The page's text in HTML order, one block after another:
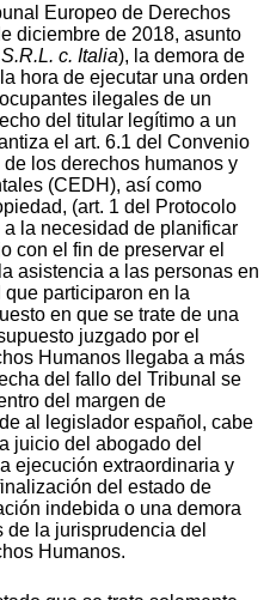
Europeo de Derechos
diciembre de 2018, asunto
c. Italia), la demora de
hora de ejecutar una orden
ilegales de un
del titular legítimo a un
el art. 6.1 del Convenio
los derechos humanos y
(CEDH), así como
(art. 1 del Protocolo
la necesidad de planificar
con el fin de preservar el
asistencia a las personas en
participaron en la
en que se trate de una
juzgado por el
Humanos llegaba a más
del fallo del Tribunal se
del margen de
al legislador español, cabe
juicio del abogado del
ejecución extraordinaria y
del estado de
indebida o una demora
la jurisprudencia del
Humanos.